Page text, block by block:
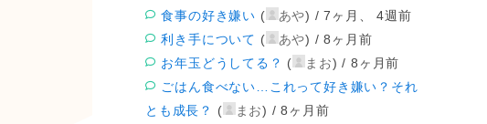
食事の好き嫌い ( あや) /7ヶ月、 4週前
利き手について ( あや) /8ヶ月前
お年玉どうしてる？ ( まお) /8ヶ月前
ごはん食べない…これって好き嫌い？それ
とも成長？
( まお) /8ヶ月前